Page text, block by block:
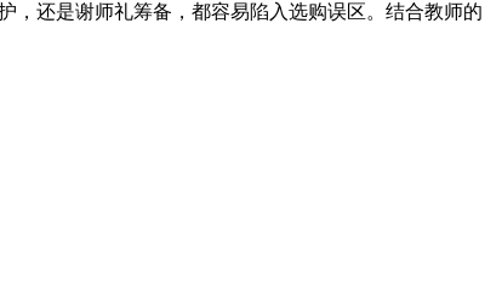
，还是谢师礼筹备，都容易陷入选购误区。结合教师的